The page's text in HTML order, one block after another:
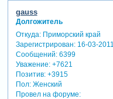
gauss
Долгожитель
Откуда:Приморский край
Зарегистрирован: 16-03-2011
Сообщений:6399
Уважение: +7621
Позитив: +3915
Пол:Женский
Провел на форуме: